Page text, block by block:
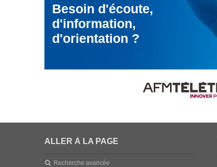
Besoin d'écoute,
d'information,
d'orientation ?
ALLER À LA PAGE
Recherche avancée